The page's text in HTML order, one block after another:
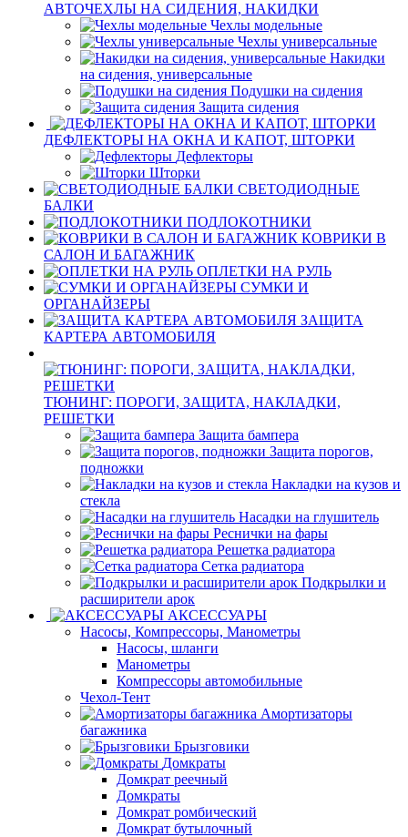
АВТОЧЕХЛЫ НА СИДЕНИЯ, НАКИДКИ
Чехлы модельные
Чехлы универсальные
Накидки
на сидения, универсальные
Подушки на сидения
Защита сидения
ДЕФЛЕКТОРЫ НА ОКНА И КАПОТ, ШТОРКИ
Дефлекторы
Шторки
СВЕТОДИОДНЫЕ
БАЛКИ
ПОДЛОКОТНИКИ
КОВРИКИ В
САЛОН И БАГАЖНИК
ОПЛЕТКИ НА РУЛЬ
СУМКИ И
ОРГАНАЙЗЕРЫ
ЗАЩИТА
КАРТЕРА АВТОМОБИЛЯ
ТЮНИНГ: ПОРОГИ, ЗАЩИТА, НАКЛАДКИ,
РЕШЕТКИ
Защита бампера
Защита порогов,
подножки
Накладки на кузов и
стекла
Насадки на глушитель
Реснички на фары
Решетка радиатора
Сетка радиатора
Подкрылки и
расширители арок
АКСЕССУАРЫ
Насосы, Компрессоры, Манометры
Насосы, шланги
Манометры
Компрессоры автомобильные
Чехол-Тент
Амортизаторы
багажника
Брызговики
Домкраты
Домкрат реечный
Домкраты
Домкрат ромбический
Домкрат бутылочный